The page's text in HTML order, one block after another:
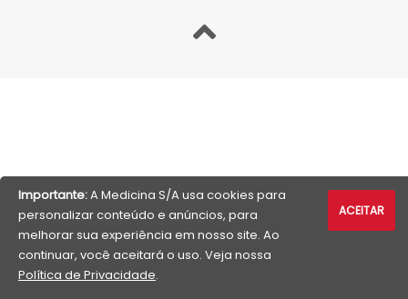
Importante:A Medicina S/A usa cookies para
personalizar conteúdo e anúncios, para
melhorar sua experiência em nosso site. Ao
continuar, você aceitará o uso. Veja nossa
Política de Privacidade.
ACEITAR